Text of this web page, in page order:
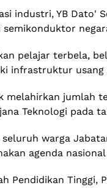
industri, YB Dato'
pelajar terbela,
infrastruktur usang
melahirkan jumlah
Teknologi pada
warga
agenda
Pendidikan Tinggi,